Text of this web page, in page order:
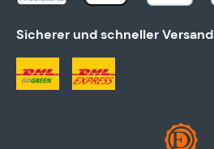
Sicherer und schneller Versand